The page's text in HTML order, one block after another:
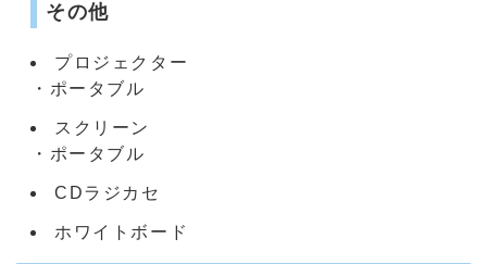
その他
プロジェクター
・ポータブル
スクリーン
・ポータブル
CDラジカセ
ホワイトボード